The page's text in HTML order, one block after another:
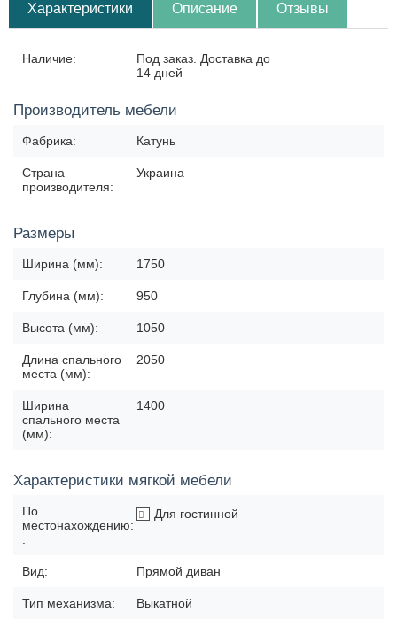
Характеристики Описание Отзывы
Наличие:
Под заказ. Доставка до
14 дней
Производитель мебели
Фабрика: Катунь
Страна
производителя:
Украина
Размеры
Ширина (мм): 1750
Глубина (мм): 950
Высота (мм): 1050
Длина спального
места (мм):
2050
Ширина
спального места
(мм):
1400
Характеристики мягкой мебели
По
местонахождению:
:
Для гостинной
Вид: Прямой диван
Тип механизма: Выкатной